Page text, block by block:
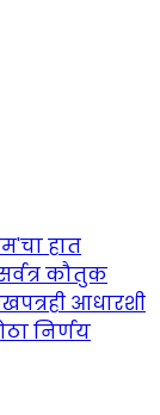
हात
कौतुक
आधारशी
निर्णय